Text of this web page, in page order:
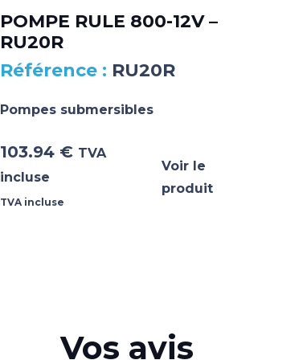
POMPE RULE 800-12V –
RU20R
RU20R
Pompes submersibles
103.94 € TVA
incluse
TVA incluse
Voir le
produit
Vos avis